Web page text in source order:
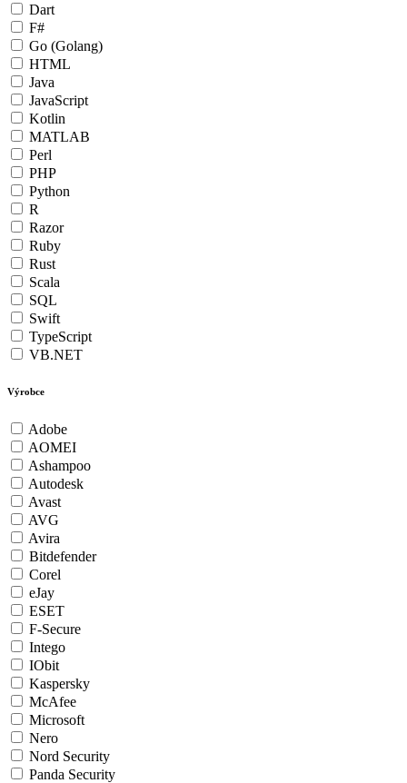
Dart
F#
Go (Golang)
HTML
Java
JavaScript
Kotlin
MATLAB
Perl
PHP
Python
R
Razor
Ruby
Rust
Scala
SQL
Swift
TypeScript
VB.NET
Výrobce
Adobe
AOMEI
Ashampoo
Autodesk
Avast
AVG
Avira
Bitdefender
Corel
eJay
ESET
F-Secure
Intego
IObit
Kaspersky
McAfee
Microsoft
Nero
Nord Security
Panda Security